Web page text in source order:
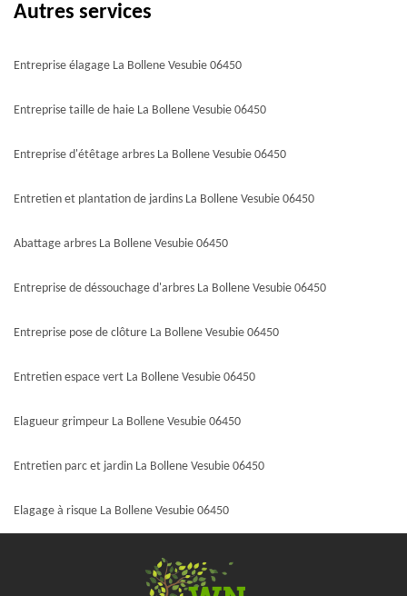
Autres services
Entreprise élagage La Bollene Vesubie 06450
Entreprise taille de haie La Bollene Vesubie 06450
Entreprise d'étêtage arbres La Bollene Vesubie 06450
Entretien et plantation de jardins La Bollene Vesubie 06450
Abattage arbres La Bollene Vesubie 06450
Entreprise de déssouchage d'arbres La Bollene Vesubie 06450
Entreprise pose de clôture La Bollene Vesubie 06450
Entretien espace vert La Bollene Vesubie 06450
Elagueur grimpeur La Bollene Vesubie 06450
Entretien parc et jardin La Bollene Vesubie 06450
Elagage à risque La Bollene Vesubie 06450